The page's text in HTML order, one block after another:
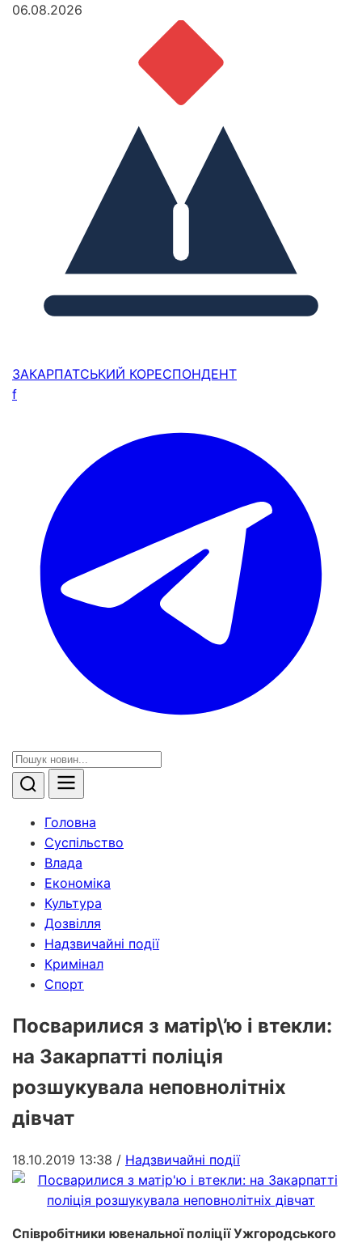
06.08.2026
ЗАКАРПАТСЬКИЙ КОРЕСПОНДЕНТ
f
Головна
Суспільство
Влада
Економіка
Культура
Дозвілля
Надзвичайні події
Кримінал
Спорт
Посварилися з матір\’ю і втекли:
на Закарпатті поліція
розшукувала неповнолітніх
дівчат
18.10.2019 13:38 / Надзвичайні події
Співробітники ювенальної поліції Ужгородського